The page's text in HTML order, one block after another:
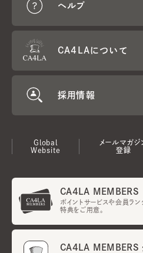
ヘルプ
CA4LAについて
採用情報
Global
Website
メールマガジ
登録
CA4LA MEMBERS
ポイントサービスや会員ラン
特典をご用意。
CA4LA MEMBERS